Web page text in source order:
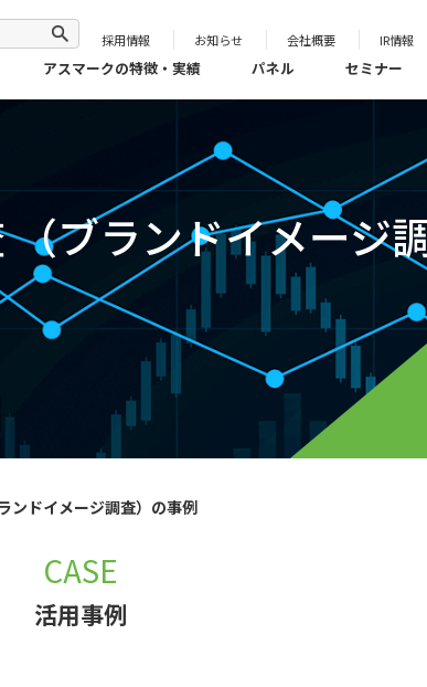
採用情報 お知らせ 会社概要 IR情報
アスマークの特徴・実績 パネル セミナー
ブランドイメージ
ンドイメージ調査）の事例
CASE
活用事例